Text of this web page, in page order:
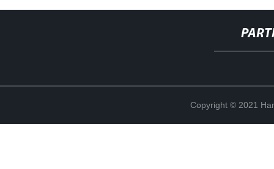
Copyright © 2021